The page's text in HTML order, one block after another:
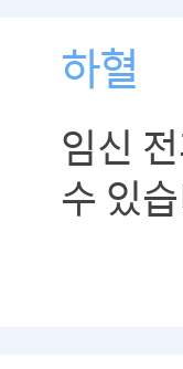
하혈
임신
수 있